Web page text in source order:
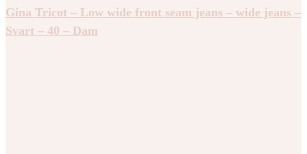
Gina Tricot – Low wide front seam jeans – wide jeans –
Svart – 40 – Dam